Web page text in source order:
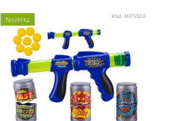
Novinka Kód: MI75320